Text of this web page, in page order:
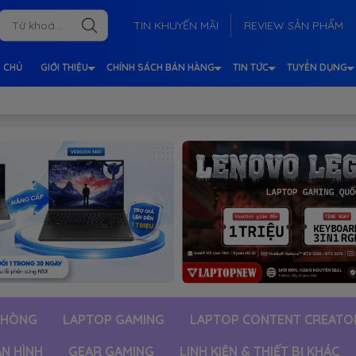
TIN KHUYẾN MÃI REVIEW SẢN PHẨM
CHỦ GIỚI THIỆU CHÍNH SÁCH BÁN HÀNG TIN TỨC TUYỂN DỤNG
LAPTOP GAMING LAPTOP CONTENT
HÌNH GEAR GAMING LINH KIỆN & THIẾT BỊ KHÁC